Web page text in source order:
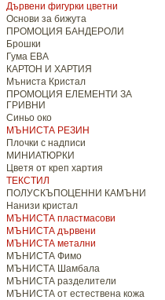
Дървени фигурки цветни
Основи за бижута
ПРОМОЦИЯ БАНДЕРОЛИ
Брошки
Гума ЕВА
КАРТОН И ХАРТИЯ
Мъниста Кристал
ПРОМОЦИЯ ЕЛЕМЕНТИ ЗА
ГРИВНИ
Синьо око
МЪНИСТА РЕЗИН
Плочки с надписи
МИНИАТЮРКИ
Цветя от креп хартия
ТЕКСТИЛ
ПОЛУСКЪПОЦЕННИ КАМЪНИ
Нанизи кристал
МЪНИСТА пластмасови
МЪНИСТА дървени
МЪНИСТА метални
МЪНИСТА Фимо
МЪНИСТА Шамбала
МЪНИСТА разделители
МЪНИСТА от естествена кожа